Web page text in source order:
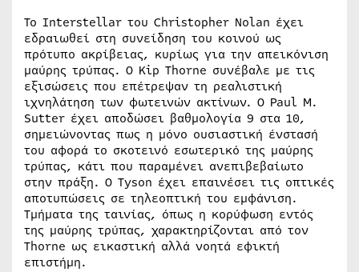
Το Interstellar του Christopher Nolan έχει
εδραιωθεί στη συνείδηση του κοινού ως
πρότυπο ακρίβειας, κυρίως για την απεικόνιση
μαύρης τρύπας. Ο Kip Thorne συνέβαλε με τις
εξισώσεις που επέτρεψαν τη ρεαλιστική
ιχνηλάτηση των φωτεινών ακτίνων. Ο Paul M.
Sutter έχει αποδώσει βαθμολογία 9 στα 10,
σημειώνοντας πως η μόνο ουσιαστική ένστασή
του αφορά το σκοτεινό εσωτερικό της μαύρης
τρύπας, κάτι που παραμένει ανεπιβεβαίωτο
στην πράξη. Ο Tyson έχει επαινέσει τις οπτικές
αποτυπώσεις σε τηλεοπτική του εμφάνιση.
Τμήματα της ταινίας, όπως η κορύφωση εντός
της μαύρης τρύπας, χαρακτηρίζονται από τον
Thorne ως εικαστική αλλά νοητά εφικτή
επιστήμη.